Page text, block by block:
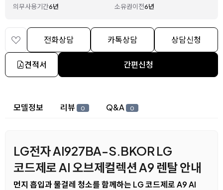
의무사용기간6년 소유권이전6년
전화상담 카톡상담 상담신청
견적서 간편신청
상세 정보
모델정보 리뷰 0 Q&A 0
LG전자 AI927BA-S.BKOR LG
코드제로 AI 오브제컬렉션 A9 렌탈 안내
먼지 흡입과 물걸레 청소를 함께하는 LG 코드제로 A9 AI